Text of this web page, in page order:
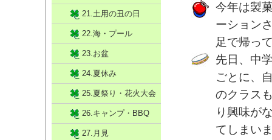
今年は製
ーション
足で帰っ
先日、中
ごとに、
のクラス
り興味が
てしまい
21.土用の丑の日
22.海・プール
23.お盆
24.夏休み
25.夏祭り・花火大会
26.キャンプ・BBQ
27.月見